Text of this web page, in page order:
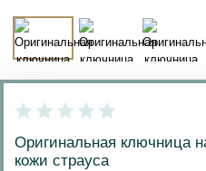
Оригинальная ключница
кожи страуса